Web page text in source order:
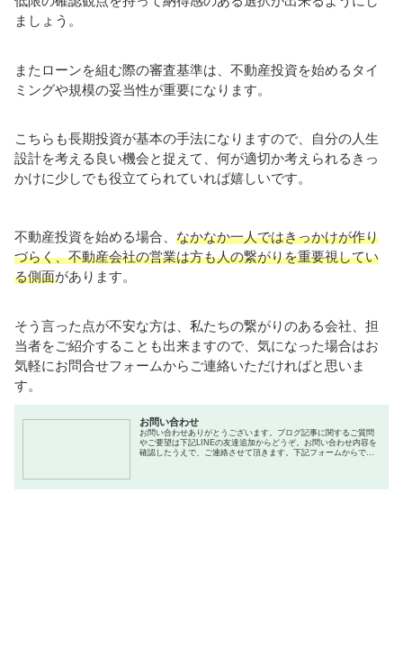
ましょう。
またローンを組む際の審査基準は、不動産投資を始めるタイ
ミングや規模の妥当性が重要になります。
こちらも長期投資が基本の手法になりますので、自分の人生
設計を考える良い機会と捉えて、何が適切か考えられるきっ
かけに少しでも役立てられていれば嬉しいです。
不動産投資を始める場合、 なかなか一人ではきっかけが作り
づらく、不動産会社の営業は方も人の繋がりを重要視してい
る側面があります。
そう言った点が不安な方は、私たちの繋がりのある会社、担
当者をご紹介することも出来ますので、気になった場合はお
気軽にお問合せフォームからご連絡いただければと思いま
す。
お問い合わせ
お問い合わせありがとうございます。ブログ記事に関するご質問
やご要望は下記LINEの友達追加からどうぞ。お問い合わせ内容を
確認したうえで、ご連絡させて頂きます。下記フォームからでも